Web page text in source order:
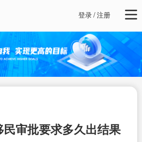
登录/注册
审批要求多久出结果